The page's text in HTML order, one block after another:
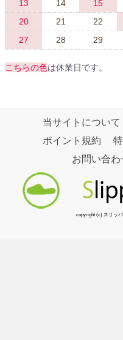
13
14 15
20
21 22
27
28 29
こちらの色は休業日です。
当サイトについて
ポイント規約
お問い合わ
copyright (c) スリッ